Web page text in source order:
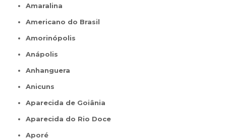
Amaralina
Americano do Brasil
Amorinópolis
Anápolis
Anhanguera
Anicuns
Aparecida de Goiânia
Aparecida do Rio Doce
Aporé